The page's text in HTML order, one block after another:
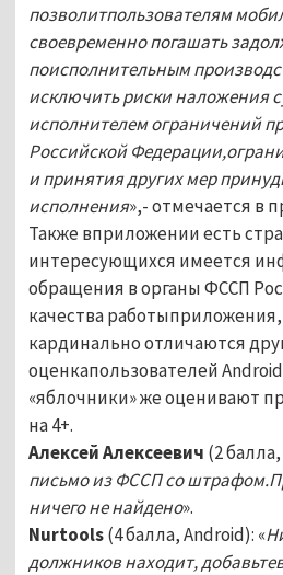
позволитпользователям
своевременно погашать
поисполнительным
исключить риски наложения
исполнителем ограничений
Российской
и принятия других мер
исполнения»,- отмечается в
Также вприложении есть
интересующихся имеется
обращения в органы ФССП
качества
кардинально отличаются
оценкапользователей
«яблочники» же оценивают
на 4+.
Алексей Алексеевич (2
письмо из ФССП со
ничего не найдено».
Nurtools(4 балла, Android): «
должников находит,